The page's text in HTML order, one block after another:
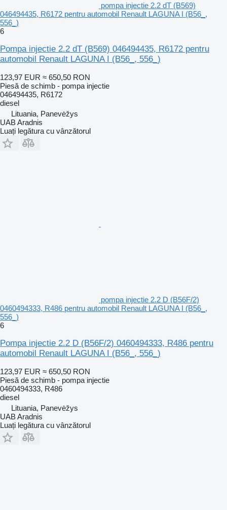
pompa injectie 2.2 dT (B569)
046494435, R6172 pentru automobil Renault LAGUNA I (B56_,
556_)
6
Pompa injectie 2.2 dT (B569) 046494435, R6172 pentru
automobil Renault LAGUNA I (B56_, 556_)
123,97 EUR ≈ 650,50 RON
Piesă de schimb - pompa injectie
046494435, R6172
diesel
Lituania, Panevėžys
UAB Aradnis
Luați legătura cu vânzătorul
pompa injectie 2.2 D (B56F/2)
0460494333, R486 pentru automobil Renault LAGUNA I (B56_,
556_)
6
Pompa injectie 2.2 D (B56F/2) 0460494333, R486 pentru
automobil Renault LAGUNA I (B56_, 556_)
123,97 EUR ≈ 650,50 RON
Piesă de schimb - pompa injectie
0460494333, R486
diesel
Lituania, Panevėžys
UAB Aradnis
Luați legătura cu vânzătorul